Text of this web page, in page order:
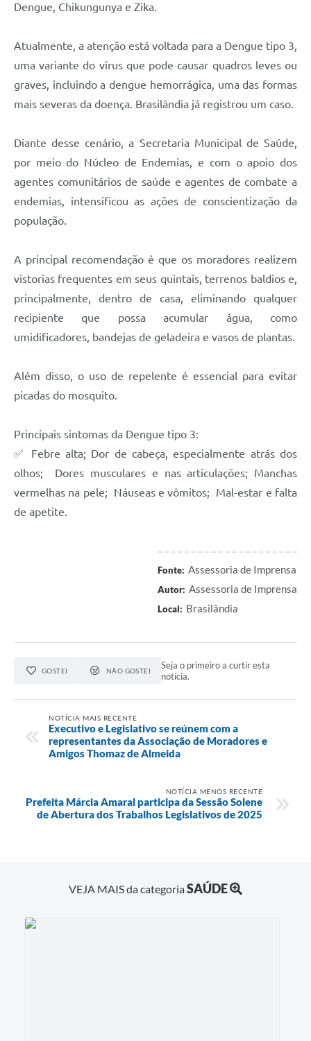
Dengue, Chikungunya e Zika.
Atualmente, a atenção está voltada para a Dengue tipo 3,
uma variante do vírus que pode causar quadros leves ou
graves, incluindo a dengue hemorrágica, uma das formas
mais severas da doença. Brasilândia já registrou um caso.
Diante desse cenário, a Secretaria Municipal de Saúde,
por meio do Núcleo de Endemias, e com o apoio dos
agentes comunitários de saúde e agentes de combate a
endemias, intensificou as ações de conscientização da
população.
A principal recomendação é que os moradores realizem
vistorias frequentes em seus quintais, terrenos baldios e,
principalmente, dentro de casa, eliminando qualquer
recipiente que possa acumular água, como
umidificadores, bandejas de geladeira e vasos de plantas.
Além disso, o uso de repelente é essencial para evitar
picadas do mosquito.
Principais sintomas da Dengue tipo 3:
✅ Febre alta; Dor de cabeça, especialmente atrás dos
olhos; Dores musculares e nas articulações; Manchas
vermelhas na pele; Náuseas e vômitos; Mal-estar e falta
de apetite.
Fonte: Assessoria de Imprensa
Autor: Assessoria de Imprensa
Local: Brasilândia
GOSTEI NÃO GOSTEI
Seja o primeiro a curtir esta
notícia.
NOTÍCIA MAIS RECENTE
Executivo e Legislativo se reúnem com a
representantes da Associação de Moradores e
Amigos Thomaz de Almeida
NOTÍCIA MENOS RECENTE
Prefeita Márcia Amaral participa da Sessão Solene
de Abertura dos Trabalhos Legislativos de 2025
VEJA MAIS da categoriaSAÚDE